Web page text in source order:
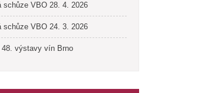
schůze VBO 28. 4. 2026
schůze VBO 24. 3. 2026
48. výstavy vín Brno